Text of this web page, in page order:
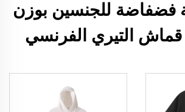
فضفاضة للجنسين بوزن